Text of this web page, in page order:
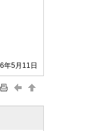
年5月11日